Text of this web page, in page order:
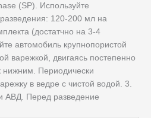
(SP). Используйте
120-200 мл на
(достатчно на 3-4
автомобиль крупнопористой
варежкой, двигаясь постепенно
нижним. Периодически
в ведре с чистой водой. 3.
АВД. Перед разведение